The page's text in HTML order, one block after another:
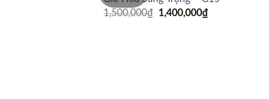
1,500,000₫
Giá
1,400,000₫